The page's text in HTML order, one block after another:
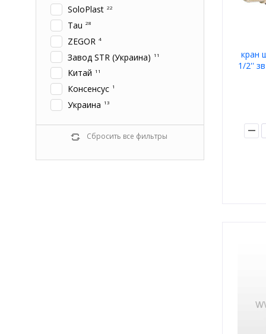
SoloPlast 22
Tau 28
ZEGOR 4
Завод STR (Украина) 11
Китай 11
Консенсус 1
Украина 13
Сбросить все фильтры
кран
1/2''